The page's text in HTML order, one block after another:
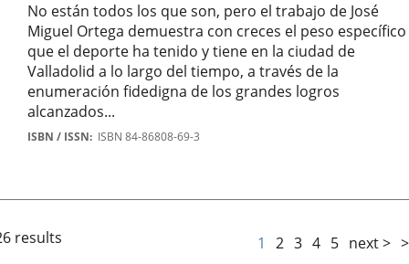
No están todos los que son, pero el trabajo de José
Miguel Ortega demuestra con creces el peso específico
que el deporte ha tenido y tiene en la ciudad de
Valladolid a lo largo del tiempo, a través de la
enumeración fidedigna de los grandes logros
alcanzados...
Autor
ISBN / ISSN ISBN 84-86808-69-3
results 1 2 3 4 5 next >